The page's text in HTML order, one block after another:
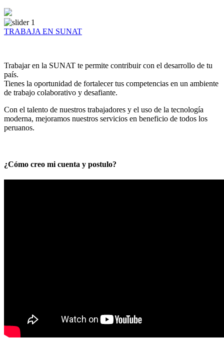
TRABAJA EN SUNAT
Trabajar en la SUNAT te permite contribuir con el desarrollo de tu
país.
Tienes la oportunidad de fortalecer tus competencias en un ambiente
de trabajo colaborativo y desafiante.
Con el talento de nuestros trabajadores y el uso de la tecnología
moderna, mejoramos nuestros servicios en beneficio de todos los
peruanos.
¿Cómo creo mi cuenta y postulo?